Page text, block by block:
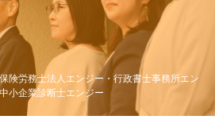
険労務士法人エンジー・行政書士事務所エン
小企業診断士エンジー